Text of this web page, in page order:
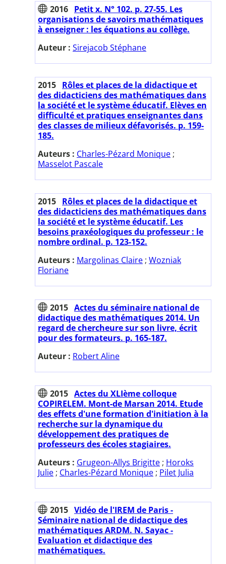
2016 Petit x. N° 102. p. 27-55. Les
organisations de savoirs mathématiques
à enseigner : les équations au collège.
Auteur : Sirejacob Stéphane
2015 Rôles et places de la didactique et
des didacticiens des mathématiques dans
la société et le système éducatif. Elèves en
difficulté et pratiques enseignantes dans
des classes de milieux défavorisés. p. 159-
185.
Auteurs : Charles-Pézard Monique ;
Masselot Pascale
2015 Rôles et places de la didactique et
des didacticiens des mathématiques dans
la société et le système éducatif. Les
besoins praxéologiques du professeur : le
nombre ordinal. p. 123-152.
Auteurs : Margolinas Claire ; Wozniak
Floriane
2015 Actes du séminaire national de
didactique des mathématiques 2014. Un
regard de chercheure sur son livre, écrit
pour des formateurs. p. 165-187.
Auteur : Robert Aline
2015 Actes du XLIème colloque
COPIRELEM. Mont-de Marsan 2014. Etude
des effets d'une formation d'initiation à la
recherche sur la dynamique du
développement des pratiques de
professeurs des écoles stagiaires.
Auteurs : Grugeon-Allys Brigitte ; Horoks
Julie ; Charles-Pézard Monique ; Pilet Julia
2015 Vidéo de l'IREM de Paris -
Séminaire national de didactique des
mathématiques ARDM. N. Sayac -
Evaluation et didactique des
mathématiques.